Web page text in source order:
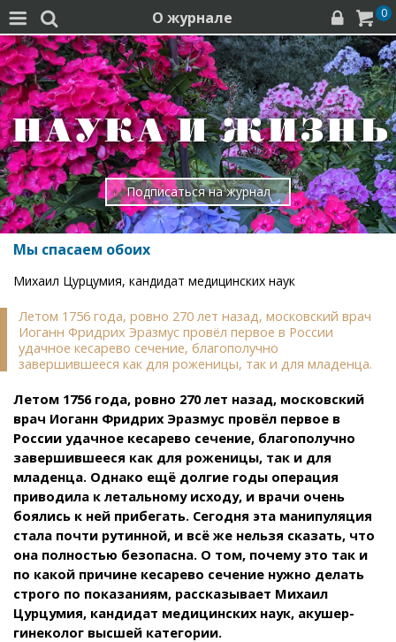
  О журнале   0
Подписаться на журнал
Мы спасаем обоих
Михаил Цурцумия, кандидат медицинских наук
Летом 1756 года, ровно 270 лет назад, московский врач
Иоганн Фридрих Эразмус провёл первое в России
удачное кесарево сечение, благополучно
завершившееся как для роженицы, так и для младенца.
Летом 1756 года, ровно 270 лет назад, московский
врач Иоганн Фридрих Эразмус провёл первое в
России удачное кесарево сечение, благополучно
завершившееся как для роженицы, так и для
младенца. Однако ещё долгие годы операция
приводила к летальному исходу, и врачи очень
боялись к ней прибегать. Сегодня эта манипуляция
стала почти рутинной, и всё же нельзя сказать, что
она полностью безопасна. О том, почему это так и
по какой причине кесарево сечение нужно делать
строго по показаниям, рассказывает Михаил
Цурцумия, кандидат медицинских наук, акушер-
гинеколог высшей категории.